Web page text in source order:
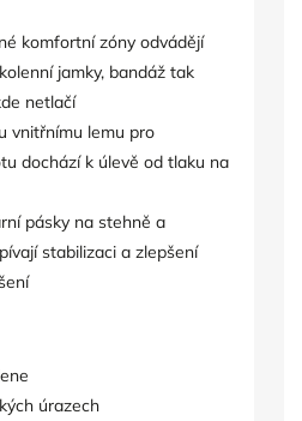
komfortní zóny odvádějí
jamky, bandáž tak
netlačí
vnitřnímu lemu pro
dochází k úlevě od tlaku na
pásky na stehně a
stabilizaci a zlepšení
úrazech